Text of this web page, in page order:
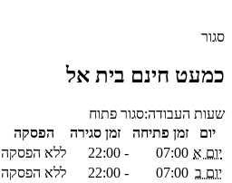
סגור
כמעט חינם בית אל
שעות העבודה:סגור פתוח
יום
זמן פתיחה זמן סגירה
הפסקה
יום א 07:00
-
22:00
ללא הפסקה
יום ב 07:00
-
22:00
ללא הפסקה